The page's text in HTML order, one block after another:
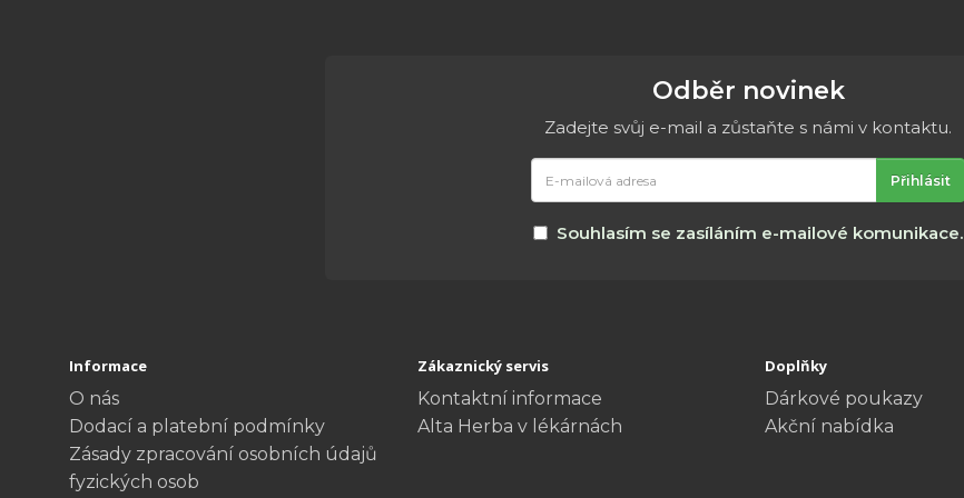
Odběr novinek
Zadejte svůj e-mail a zůstaňte s námi v kontaktu.
mailová
adresa
Přihlásit
Souhlasím se zasíláním e-mailové komunikace.
Informace
O nás
Dodací a platební podmínky
Zásady zpracování osobních údajů
fyzických osob
Zákaznický servis
Kontaktní informace
Alta Herba v lékárnách
Doplňky
Dárkové poukazy
Akční nabídka